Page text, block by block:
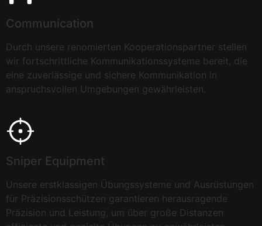
Communication
Durch unsere renomierten Kooperationspartner stellen
wir fortschrittliche Kommunikationssysteme bereit, die
eine zuverlässige und sichere Kommunikation in
anspruchsvollen Umgebungen gewährleisten.
Sniper Equipment
Unsere erstklassigen Übungssysteme und Ausrüstungen
für Präzisionsschützen garantieren herausragende
Präzision und Leistung, um über große Distanzen